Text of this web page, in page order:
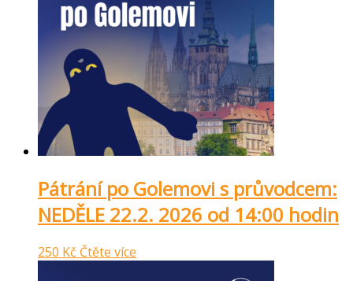
Pátrání po Golemovi s průvodcem:
NEDĚLE 22.2. 2026 od 14:00 hodin
250 Kč Čtěte více